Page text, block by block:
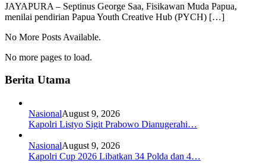
JAYAPURA – Septinus George Saa, Fisikawan Muda Papua,
menilai pendirian Papua Youth Creative Hub (PYCH) […]
No More Posts Available.
No more pages to load.
Berita Utama
NasionalAugust 9, 2026
Kapolri Listyo Sigit Prabowo Dianugerahi…
NasionalAugust 9, 2026
Kapolri Cup 2026 Libatkan 34 Polda dan 4…